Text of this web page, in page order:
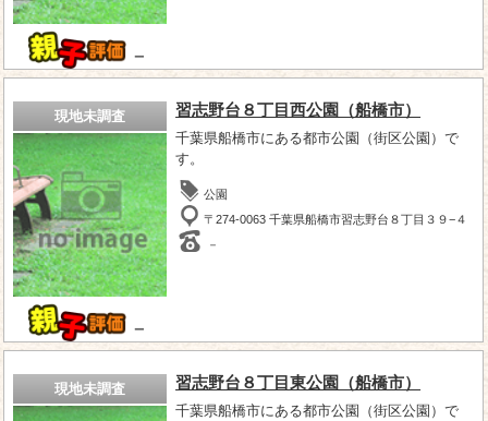
－
現地未調査
－
習志野台８丁目西公園（船橋市）
千葉県船橋市にある都市公園（街区公園）で
す。
公園
〒274-0063 千葉県船橋市習志野台８丁目３９−４
－
現地未調査 習志野台８丁目東公園（船橋市）
千葉県船橋市にある都市公園（街区公園）で